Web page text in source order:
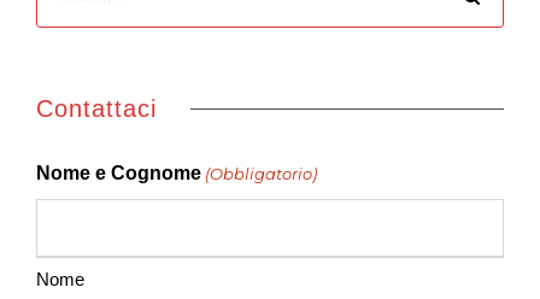
Contattaci
Nome e Cognome (Obbligatorio)
Nome